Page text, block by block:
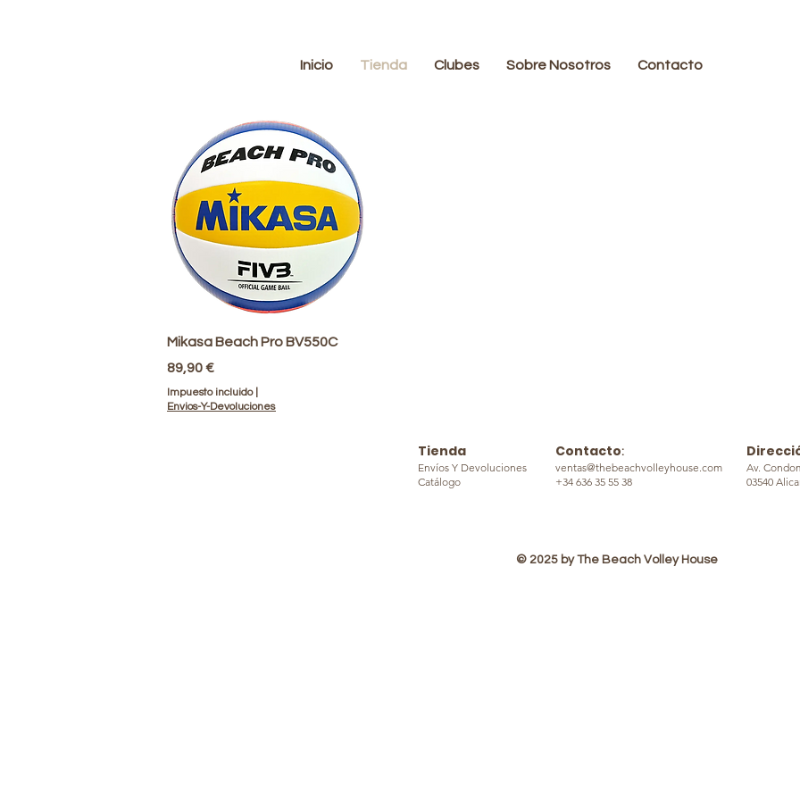
Inicio Tienda Clubes Sobre Nosotros Contacto
Vista rápida
Mikasa Beach Pro BV550C
Precio
89,90 €
Impuesto incluido|
Envios-Y-Devoluciones
Tienda
Envíos Y Devoluciones
Catálogo
Contacto:
ventas@thebeachvolleyhouse.com
+34 636 35 55 38
Av.
03540
© 2025 by The Beach Volley House